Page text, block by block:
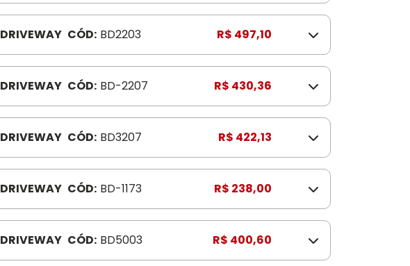
DRIVEWAY CÓD: BD2203 R$ 497,10
DRIVEWAY CÓD: BD-2207 R$ 430,36
DRIVEWAY CÓD: BD3207 R$ 422,13
DRIVEWAY CÓD: BD-1173 R$ 238,00
DRIVEWAY CÓD: BD5003 R$ 400,60